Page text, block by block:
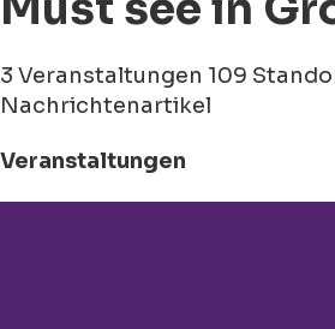
3 Veranstaltungen 109
Nachrichtenartikel
Veranstaltungen